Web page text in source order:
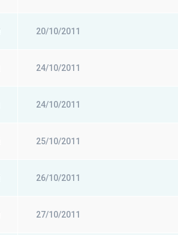
20/10/2011
24/10/2011
24/10/2011
25/10/2011
26/10/2011
27/10/2011